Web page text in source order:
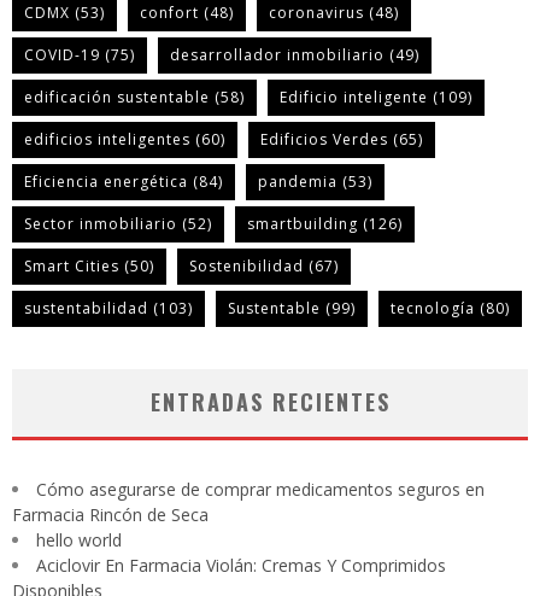
CDMX (53) confort (48) coronavirus (48)
COVID-19 (75) desarrollador inmobiliario (49)
edificación sustentable (58) Edificio inteligente (109)
edificios inteligentes (60) Edificios Verdes (65)
Eficiencia energética (84) pandemia (53)
Sector inmobiliario (52) smartbuilding (126)
Smart Cities (50) Sostenibilidad (67)
sustentabilidad (103) Sustentable (99) tecnología (80)
ENTRADAS RECIENTES
Cómo asegurarse de comprar medicamentos seguros en
Farmacia Rincón de Seca
hello world
Aciclovir En Farmacia Violán: Cremas Y Comprimidos
Disponibles